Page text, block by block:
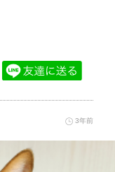
3年前